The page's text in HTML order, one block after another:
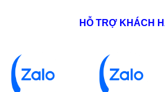
HỖ TRỢ KHÁCH